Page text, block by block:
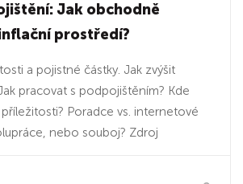
Jak obchodně
prostředí?
a pojistné částky. Jak zvýšit
pracovat s podpojištěním? Kde
Poradce vs. internetové
nebo souboj? Zdroj